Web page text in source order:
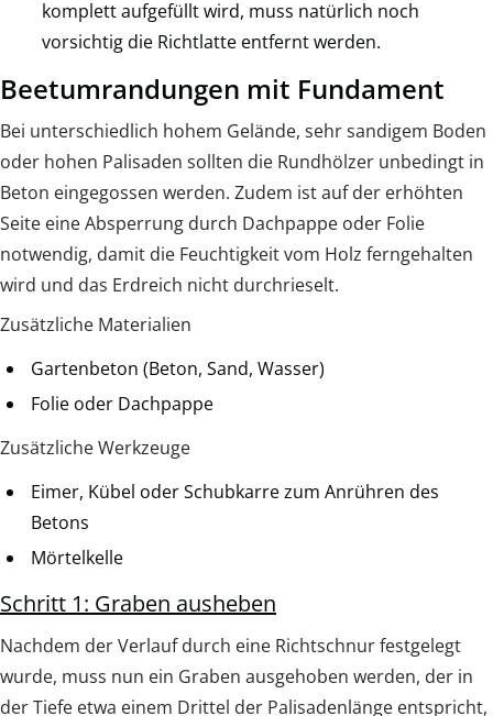
komplett aufgefüllt wird, muss natürlich noch
vorsichtig die Richtlatte entfernt werden.
Beetumrandungen mit Fundament
Bei unterschiedlich hohem Gelände, sehr sandigem Boden
oder hohen Palisaden sollten die Rundhölzer unbedingt in
Beton eingegossen werden. Zudem ist auf der erhöhten
Seite eine Absperrung durch Dachpappe oder Folie
notwendig, damit die Feuchtigkeit vom Holz ferngehalten
wird und das Erdreich nicht durchrieselt.
Zusätzliche Materialien
Gartenbeton (Beton, Sand, Wasser)
Folie oder Dachpappe
Zusätzliche Werkzeuge
Eimer, Kübel oder Schubkarre zum Anrühren des
Betons
Mörtelkelle
Schritt 1: Graben ausheben
Nachdem der Verlauf durch eine Richtschnur festgelegt
wurde, muss nun ein Graben ausgehoben werden, der in
der Tiefe etwa einem Drittel der Palisadenlänge entspricht,